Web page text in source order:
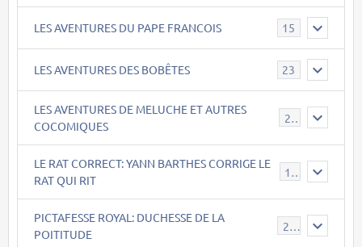
LES AVENTURES DU PAPE FRANCOIS 15
LES AVENTURES DES BOBÊTES 23
LES AVENTURES DE MELUCHE ET AUTRES
COCOMIQUES
22
LE RAT CORRECT: YANN BARTHES CORRIGE LE
RAT QUI RIT
15
PICTAFESSE ROYAL: DUCHESSE DE LA
POITITUDE
23